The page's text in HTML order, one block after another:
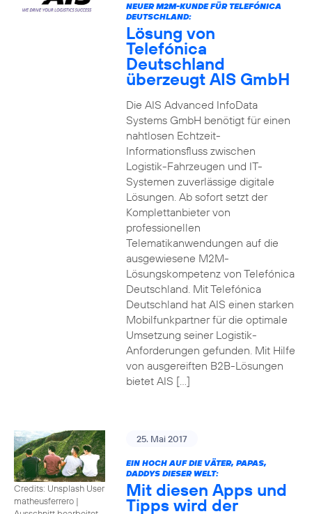
NEUER M2M-KUNDE FÜR TELEFÓNICA
DEUTSCHLAND:
Lösung von
Telefónica
Deutschland
überzeugt AIS GmbH
Die AIS Advanced InfoData
Systems GmbH benötigt für einen
nahtlosen Echtzeit-
Informationsfluss zwischen
Logistik-Fahrzeugen und IT-
Systemen zuverlässige digitale
Lösungen. Ab sofort setzt der
Komplettanbieter von
professionellen
Telematikanwendungen auf die
ausgewiesene M2M-
Lösungskompetenz von Telefónica
Deutschland. Mit Telefónica
Deutschland hat AIS einen starken
Mobilfunkpartner für die optimale
Umsetzung seiner Logistik-
Anforderungen gefunden. Mit Hilfe
von ausgereiften B2B-Lösungen
bietet AIS […]
Credits: Unsplash User
matheusferrero |
25. Mai 2017
EIN HOCH AUF DIE VÄTER, PAPAS,
DADDYS DIESER WELT:
Mit diesen Apps und
Tipps wird der